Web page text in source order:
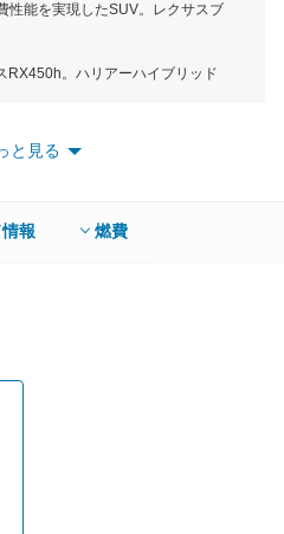
性能を実現したSUV。レクサスブ
RX450h。ハリアーハイブリッド
リアサスペンションにストラット
キンソンサイクルを採用した
ターを組み合わせた「レクサ
走行し、路面の変化によって
を問わずCVTが設定され、JC08
、4WD車は16.8km/L（Fスポー
み出すエアサスペンションを採
ョンLエアサスペンション。
と見る
報 燃費